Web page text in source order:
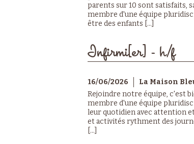
parents sur 10 sont satisfaits,
membre d'une équipe
être des enfants [...]
Infirmi[er] - h/f
16/06/2026 La Maison
Rejoindre notre équipe, c'est
membre d'une équipe
leur quotidien avec attention
et activités rythment des
[...]